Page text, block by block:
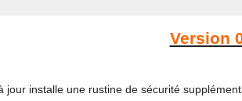
Version
jour installe une rustine de sécurité